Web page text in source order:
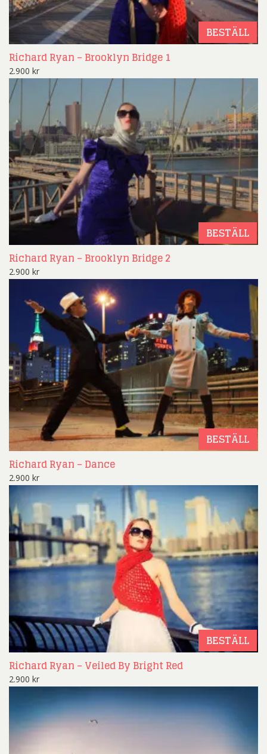
BESTÄLL
Richard Ryan – Brooklyn Bridge 1
2.900 kr
BESTÄLL
Richard Ryan – Brooklyn Bridge 2
2.900 kr
BESTÄLL
Richard Ryan – Dance
2.900 kr
BESTÄLL
Richard Ryan – Veiled By Bright Red
2.900 kr